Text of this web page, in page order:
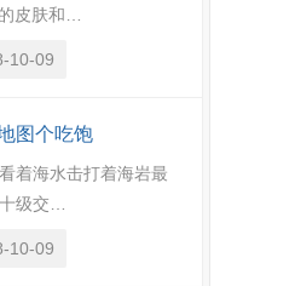
皮肤和…
10-09
图个吃饱
着海水击打着海岩最
级交…
10-09